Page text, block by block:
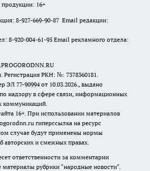
16+
8-927-669-90-87 Email редакции:
8-920-004-61-95 Email рекламного отдела:
РКН: №: 7378360181.
ЭЛ 77-90994 от 10.03.2026., выдано
надзору в сфере связи, информационных
коммуникаций.
16+. При использовании материалов
гиперссылка на ресурс
случае будут применены нормы
авторских и смежных правах.
ответственности за комментарии
материалы рубрики "народные новости".